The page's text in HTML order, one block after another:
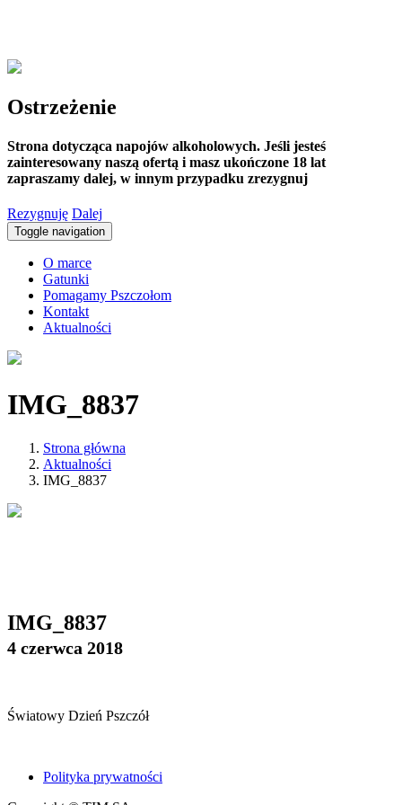
Ostrzeżenie
Strona dotycząca napojów alkoholowych. Jeśli jesteś
zainteresowany naszą ofertą i masz ukończone 18 lat
zapraszamy dalej, w innym przypadku zrezygnuj
Rezygnuję Dalej
Toggle navigation
O marce
Gatunki
Pomagamy Pszczołom
Kontakt
Aktualności
IMG_8837
Strona główna
Aktualności
IMG_8837
IMG_8837
4 czerwca 2018
Światowy Dzień Pszczół
Polityka prywatności